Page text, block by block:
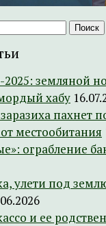
земляной
хабу
пахнет
местообитания
ограбление
улети под
и ее